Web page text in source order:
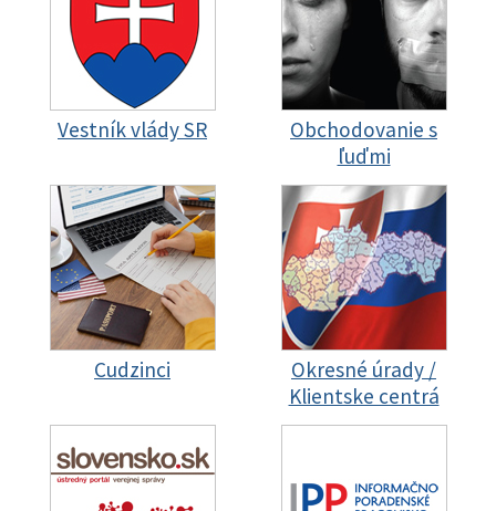
Vestník vlády SR
Obchodovanie s
ľuďmi
Cudzinci
Okresné úrady /
Klientske centrá